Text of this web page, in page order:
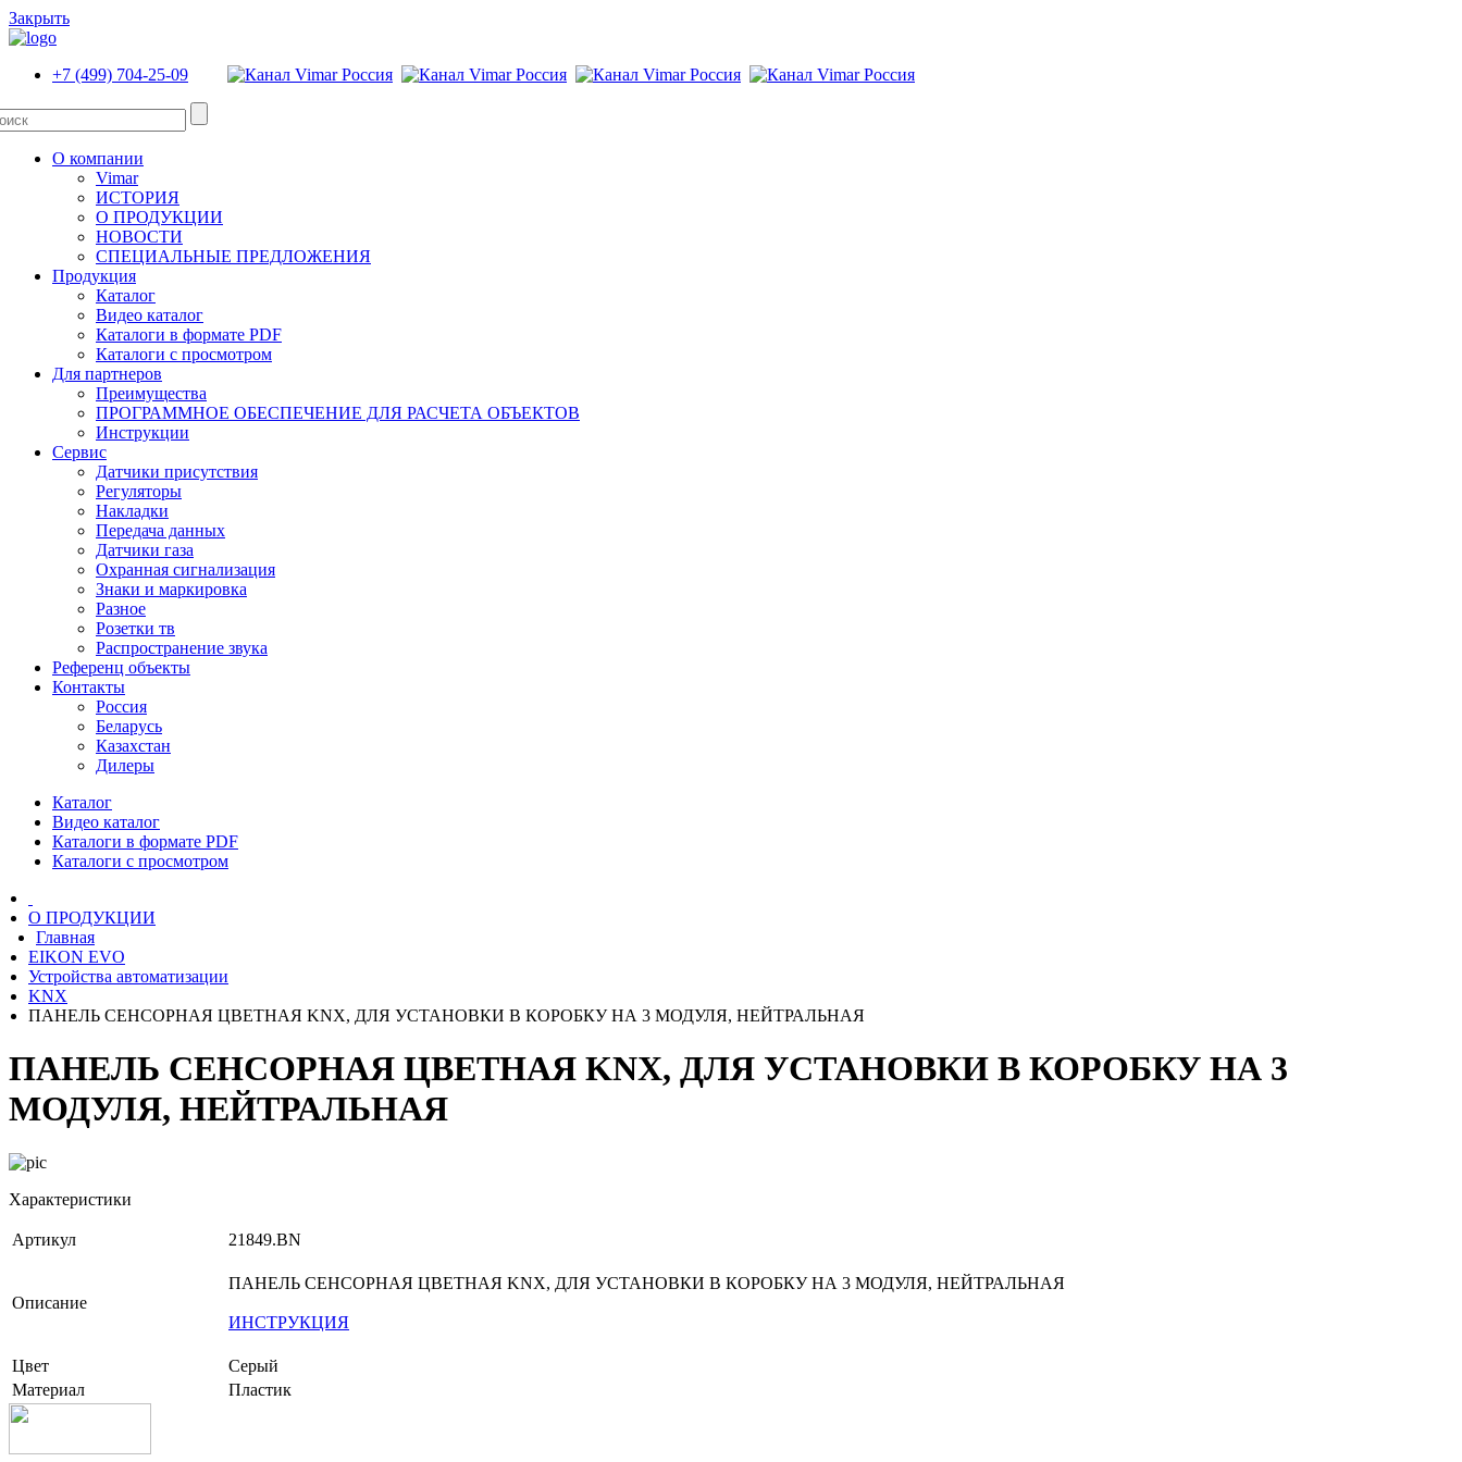
Закрыть
+7 (499) 704-25-09
О компании
Vimar
ИСТОРИЯ
О ПРОДУКЦИИ
НОВОСТИ
СПЕЦИАЛЬНЫЕ ПРЕДЛОЖЕНИЯ
Продукция
Каталог
Видео каталог
Каталоги в формате PDF
Каталоги с просмотром
Для партнеров
Преимущества
ПРОГРАММНОЕ ОБЕСПЕЧЕНИЕ ДЛЯ РАСЧЕТА ОБЪЕКТОВ
Инструкции
Сервис
Датчики присутствия
Регуляторы
Накладки
Передача данных
Датчики газа
Охранная сигнализация
Знаки и маркировка
Разное
Розетки тв
Распространение звука
Референц объекты
Контакты
Россия
Беларусь
Казахстан
Дилеры
Каталог
Видео каталог
Каталоги в формате PDF
Каталоги с просмотром
О ПРОДУКЦИИ
Главная
EIKON EVO
Устройства автоматизации
KNX
ПАНЕЛЬ СЕНСОРНАЯ ЦВЕТНАЯ KNX, ДЛЯ УСТАНОВКИ В КОРОБКУ НА 3 МОДУЛЯ, НЕЙТРАЛЬНАЯ
ПАНЕЛЬ СЕНСОРНАЯ ЦВЕТНАЯ KNX, ДЛЯ УСТАНОВКИ В КОРОБКУ НА 3
МОДУЛЯ, НЕЙТРАЛЬНАЯ
Характеристики
Артикул 21849.BN
Описание
ПАНЕЛЬ СЕНСОРНАЯ ЦВЕТНАЯ KNX, ДЛЯ УСТАНОВКИ В КОРОБКУ НА 3 МОДУЛЯ, НЕЙТРАЛЬНАЯ
ИНСТРУКЦИЯ
Цвет
Серый
Материал
Пластик